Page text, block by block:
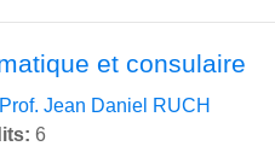
et consulaire
Prof. Jean Daniel RUCH
: 6